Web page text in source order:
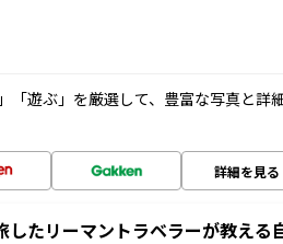
「遊ぶ」を厳選して、豊富な写真と詳
詳細を見る
たリーマントラベラーが教える